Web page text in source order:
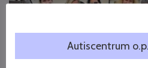
Autiscentrum